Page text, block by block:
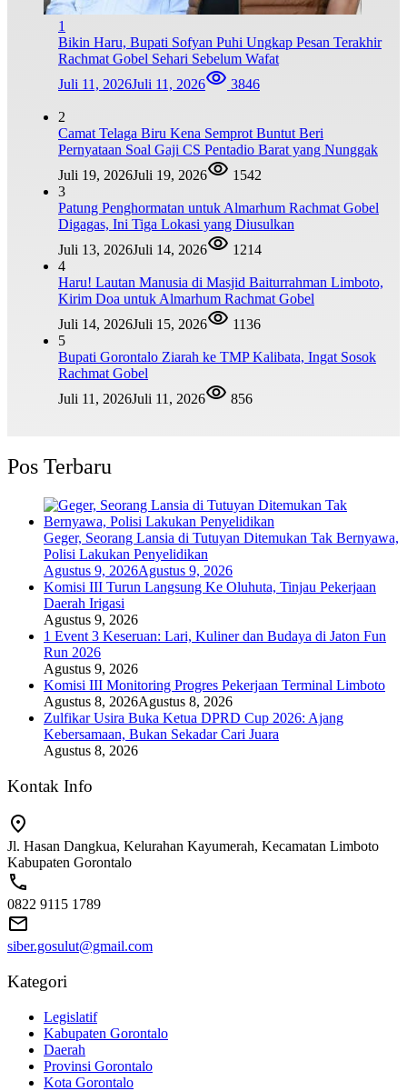
1
Bikin Haru, Bupati Sofyan Puhi Ungkap Pesan Terakhir
Rachmat Gobel Sehari Sebelum Wafat
Juli 11, 2026Juli 11, 2026 3846
2
Camat Telaga Biru Kena Semprot Buntut Beri
Pernyataan Soal Gaji CS Pentadio Barat yang Nunggak
Juli 19, 2026Juli 19, 2026
1542
3
Patung Penghormatan untuk Almarhum Rachmat Gobel
Digagas, Ini Tiga Lokasi yang Diusulkan
Juli 13, 2026Juli 14, 2026
1214
4
Haru! Lautan Manusia di Masjid Baiturrahman Limboto,
Kirim Doa untuk Almarhum Rachmat Gobel
Juli 14, 2026Juli 15, 2026
1136
5
Bupati Gorontalo Ziarah ke TMP Kalibata, Ingat Sosok
Rachmat Gobel
Juli 11, 2026Juli 11, 2026 856
Pos Terbaru
Geger, Seorang Lansia di Tutuyan Ditemukan Tak Bernyawa,
Polisi Lakukan Penyelidikan
Agustus 9, 2026Agustus 9, 2026
Komisi III Turun Langsung Ke Oluhuta, Tinjau Pekerjaan
Daerah Irigasi
Agustus 9, 2026
1 Event 3 Keseruan: Lari, Kuliner dan Budaya di Jaton Fun
Run 2026
Agustus 9, 2026
Komisi III Monitoring Progres Pekerjaan Terminal Limboto
Agustus 8, 2026Agustus 8, 2026
Zulfikar Usira Buka Ketua DPRD Cup 2026: Ajang
Kebersamaan, Bukan Sekadar Cari Juara
Agustus 8, 2026
Kontak Info
Jl. Hasan Dangkua, Kelurahan Kayumerah, Kecamatan Limboto
Kabupaten Gorontalo
0822 9115 1789
siber.gosulut@gmail.com
Kategori
Legislatif
Kabupaten Gorontalo
Daerah
Provinsi Gorontalo
Kota Gorontalo